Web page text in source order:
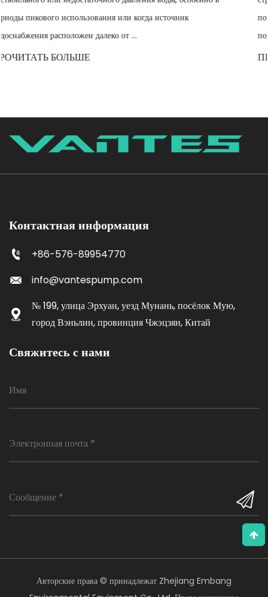
потоком, вызванным колебаниями уровня воды,
подачей вверх по течени...
ПРОЧИТАТЬ БОЛЬШЕ
Контактная информация
+86-576-89954770
info@vantespump.com
№ 199, улица Эрхуан, уезд Мунань, посёлок Мую,
город Вэньлин, провинция Чжэцзян, Китай
Свяжитесь с нами
Авторские права © принадлежат Zhejiang Embang